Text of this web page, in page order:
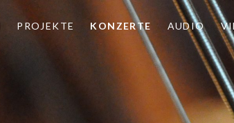
PROJEKTE KONZERTE AUDIO